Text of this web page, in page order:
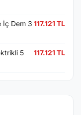
İç Dem 3 117.121 TL
5
117.121 TL